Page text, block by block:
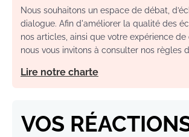
Nous souhaitons un espace de débat,
dialogue. Afin d'améliorer la qualité des
nos articles, ainsi que votre expérience de
nous vous invitons à consulter nos règles
Lire notre charte
VOS